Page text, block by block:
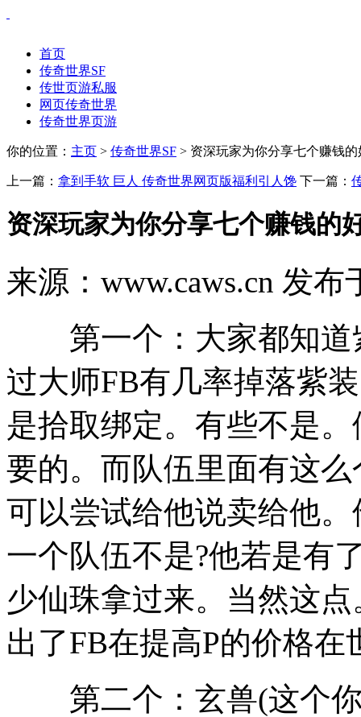
首页
传奇世界SF
传世页游私服
网页传奇世界
传奇世界页游
你的位置： 主页 > 传奇世界SF > 资深玩家为你分享七个赚钱的
上一篇： 拿到手软 巨人 传奇世界网页版福利引人馋 下一篇：
资深玩家为你分享七个赚钱的
来源：www.caws.cn 发
第一个：大家都知道
过大师FB有几率掉落紫
是拾取绑定。有些不是
要的。而队伍里面有这
可以尝试给他说卖给他
一个队伍不是?他若是有
少仙珠拿过来。当然这
出了FB在提高P的价格
第二个：玄兽(这个你